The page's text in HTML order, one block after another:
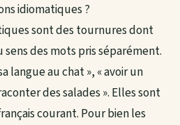
idiomatiques ?
sont des tournures dont
des mots pris séparément.
langue au chat », « avoir un
des salades ». Elles sont
courant. Pour bien les